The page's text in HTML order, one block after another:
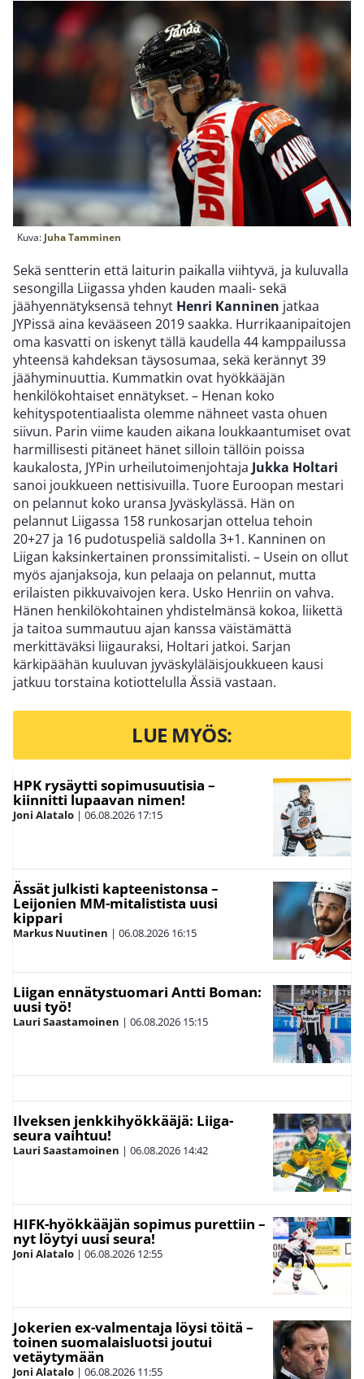
Kuva: Juha Tamminen
Sekä sentterin että laiturin paikalla viihtyvä, ja kuluvalla
sesongilla Liigassa yhden kauden maali- sekä
jäähyennätyksensä tehnyt Henri Kanninen jatkaa
JYPissä aina kevääseen 2019 saakka. Hurrikaanipaitojen
oma kasvatti on iskenyt tällä kaudella 44 kamppailussa
yhteensä kahdeksan täysosumaa, sekä kerännyt 39
jäähyminuuttia. Kummatkin ovat hyökkääjän
henkilökohtaiset ennätykset. – Henan koko
kehityspotentiaalista olemme nähneet vasta ohuen
siivun. Parin viime kauden aikana loukkaantumiset ovat
harmillisesti pitäneet hänet silloin tällöin poissa
kaukalosta, JYPin urheilutoimenjohtaja Jukka Holtari
sanoi joukkueen nettisivuilla. Tuore Euroopan mestari
on pelannut koko uransa Jyväskylässä. Hän on
pelannut Liigassa 158 runkosarjan ottelua tehoin
20+27 ja 16 pudotuspeliä saldolla 3+1. Kanninen on
Liigan kaksinkertainen pronssimitalisti. – Usein on ollut
myös ajanjaksoja, kun pelaaja on pelannut, mutta
erilaisten pikkuvaivojen kera. Usko Henriin on vahva.
Hänen henkilökohtainen yhdistelmänsä kokoa, liikettä
ja taitoa summautuu ajan kanssa väistämättä
merkittäväksi liigauraksi, Holtari jatkoi. Sarjan
kärkipäähän kuuluvan jyväskyläläisjoukkueen kausi
jatkuu torstaina kotiottelulla Ässiä vastaan.
LUE MYÖS:
HPK rysäytti sopimusuutisia –
kiinnitti lupaavan nimen!
Joni Alatalo | 06.08.2026 17:15
Ässät julkisti kapteenistonsa –
Leijonien MM-mitalistista uusi
kippari
Markus Nuutinen | 06.08.2026 16:15
Liigan ennätystuomari Antti Boman:
uusi työ!
Lauri Saastamoinen | 06.08.2026 15:15
Ilveksen jenkkihyökkääjä: Liiga-
seura vaihtuu!
Lauri Saastamoinen | 06.08.2026 14:42
HIFK-hyökkääjän sopimus purettiin –
nyt löytyi uusi seura!
Joni Alatalo | 06.08.2026 12:55
Jokerien ex-valmentaja löysi töitä –
toinen suomalaisluotsi joutui
vetäytymään
Joni Alatalo | 06.08.2026 11:55